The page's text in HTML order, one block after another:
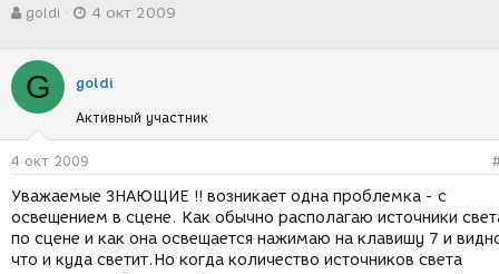
в
о
р
т
е
м
ы
goldi
а
с
з
д
и
я
4 окт 2009
G goldi
Активный участник
4 окт 2009
Уважаемые ЗНАЮЩИЕ !! возникает одна проблемка - с
освещением в сцене. Как обычно располагаю источники
по сцене и как она освещается нажимаю на клавишу 7 и
что и куда светит.Но когда количество источников света